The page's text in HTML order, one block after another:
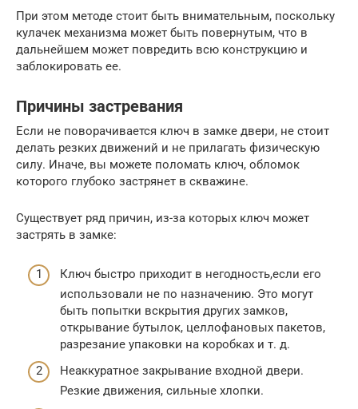
При этом методе стоит быть внимательным, поскольку
кулачек механизма может быть повернутым, что в
дальнейшем может повредить всю конструкцию и
заблокировать ее.
Причины застревания
Если не поворачивается ключ в замке двери, не стоит
делать резких движений и не прилагать физическую
силу. Иначе, вы можете поломать ключ, обломок
которого глубоко застрянет в скважине.
Существует ряд причин, из-за которых ключ может
застрять в замке:
Ключ быстро приходит в негодность,если его
использовали не по назначению. Это могут
быть попытки вскрытия других замков,
открывание бутылок, целлофановых пакетов,
разрезание упаковки на коробках и т. д.
Неаккуратное закрывание входной двери.
Резкие движения, сильные хлопки.